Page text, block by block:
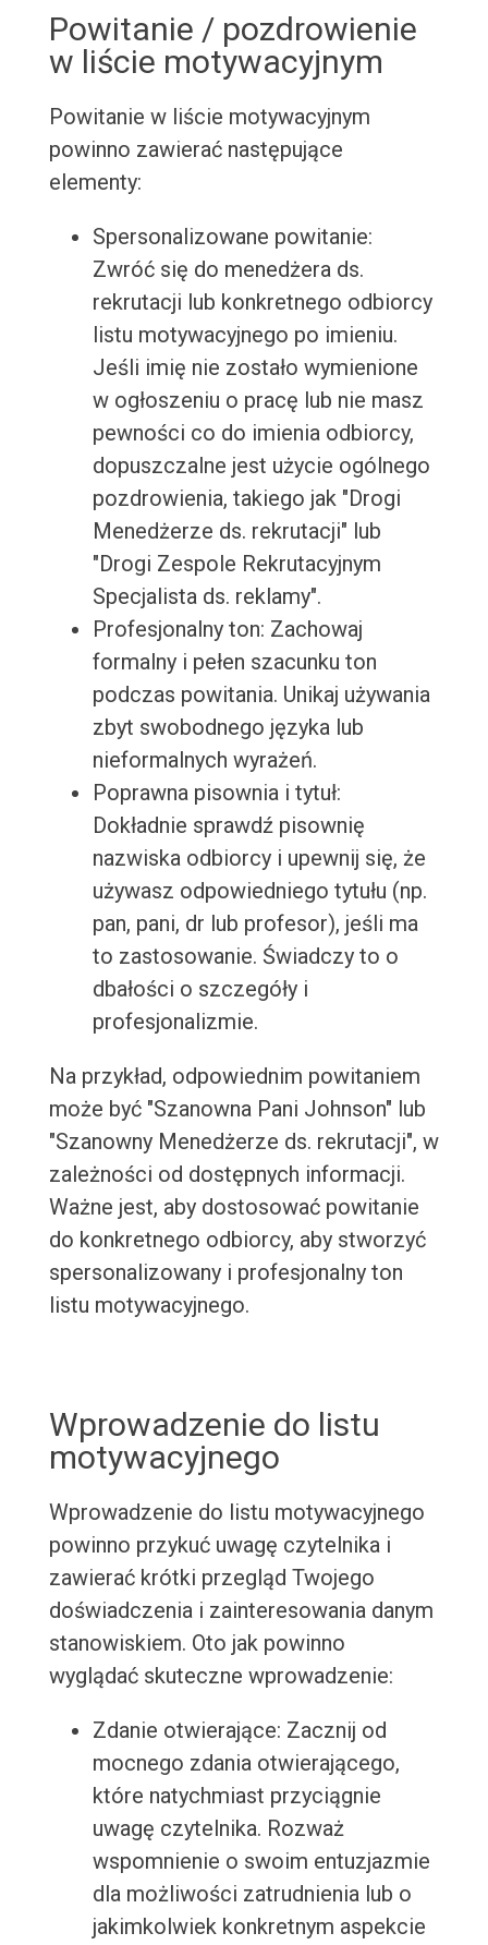
Powitanie / pozdrowienie
w liście motywacyjnym
Powitanie w liście motywacyjnym
powinno zawierać następujące
elementy:
Spersonalizowane powitanie:
Zwróć się do menedżera ds.
rekrutacji lub konkretnego odbiorcy
listu motywacyjnego po imieniu.
Jeśli imię nie zostało wymienione
w ogłoszeniu o pracę lub nie masz
pewności co do imienia odbiorcy,
dopuszczalne jest użycie ogólnego
pozdrowienia, takiego jak "Drogi
Menedżerze ds. rekrutacji" lub
"Drogi Zespole Rekrutacyjnym
Specjalista ds. reklamy".
Profesjonalny ton: Zachowaj
formalny i pełen szacunku ton
podczas powitania. Unikaj używania
zbyt swobodnego języka lub
nieformalnych wyrażeń.
Poprawna pisownia i tytuł:
Dokładnie sprawdź pisownię
nazwiska odbiorcy i upewnij się, że
używasz odpowiedniego tytułu (np.
pan, pani, dr lub profesor), jeśli ma
to zastosowanie. Świadczy to o
dbałości o szczegóły i
profesjonalizmie.
Na przykład, odpowiednim powitaniem
może być "Szanowna Pani Johnson" lub
"Szanowny Menedżerze ds. rekrutacji", w
zależności od dostępnych informacji.
Ważne jest, aby dostosować powitanie
do konkretnego odbiorcy, aby stworzyć
spersonalizowany i profesjonalny ton
listu motywacyjnego.
Wprowadzenie do listu
motywacyjnego
Wprowadzenie do listu motywacyjnego
powinno przykuć uwagę czytelnika i
zawierać krótki przegląd Twojego
doświadczenia i zainteresowania danym
stanowiskiem. Oto jak powinno
wyglądać skuteczne wprowadzenie:
Zdanie otwierające: Zacznij od
mocnego zdania otwierającego,
które natychmiast przyciągnie
uwagę czytelnika. Rozważ
wspomnienie o swoim entuzjazmie
dla możliwości zatrudnienia lub o
jakimkolwiek konkretnym aspekcie